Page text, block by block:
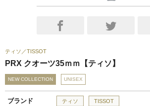
ティソ TISSOT
PRX クオーツ35ｍｍ【ティソ】
NEW COLLECTION UNISEX
ブランド ティソ TISSOT